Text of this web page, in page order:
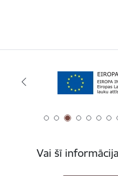
Vai šī